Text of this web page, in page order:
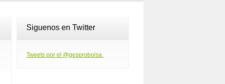
Siguenos en Twitter
Tweets por el @gesprobolsa.